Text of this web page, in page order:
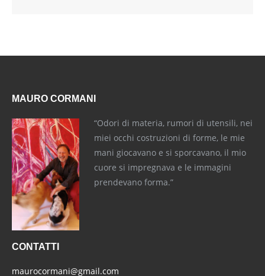
MAURO CORMANI
“Odori di materia, rumori di utensili, nei
miei occhi costruzioni di forme, le mie
mani giocavano e si sporcavano, il mio
cuore si impregnava e le immagini
prendevano forma.”
CONTATTI
maurocormani@gmail.com